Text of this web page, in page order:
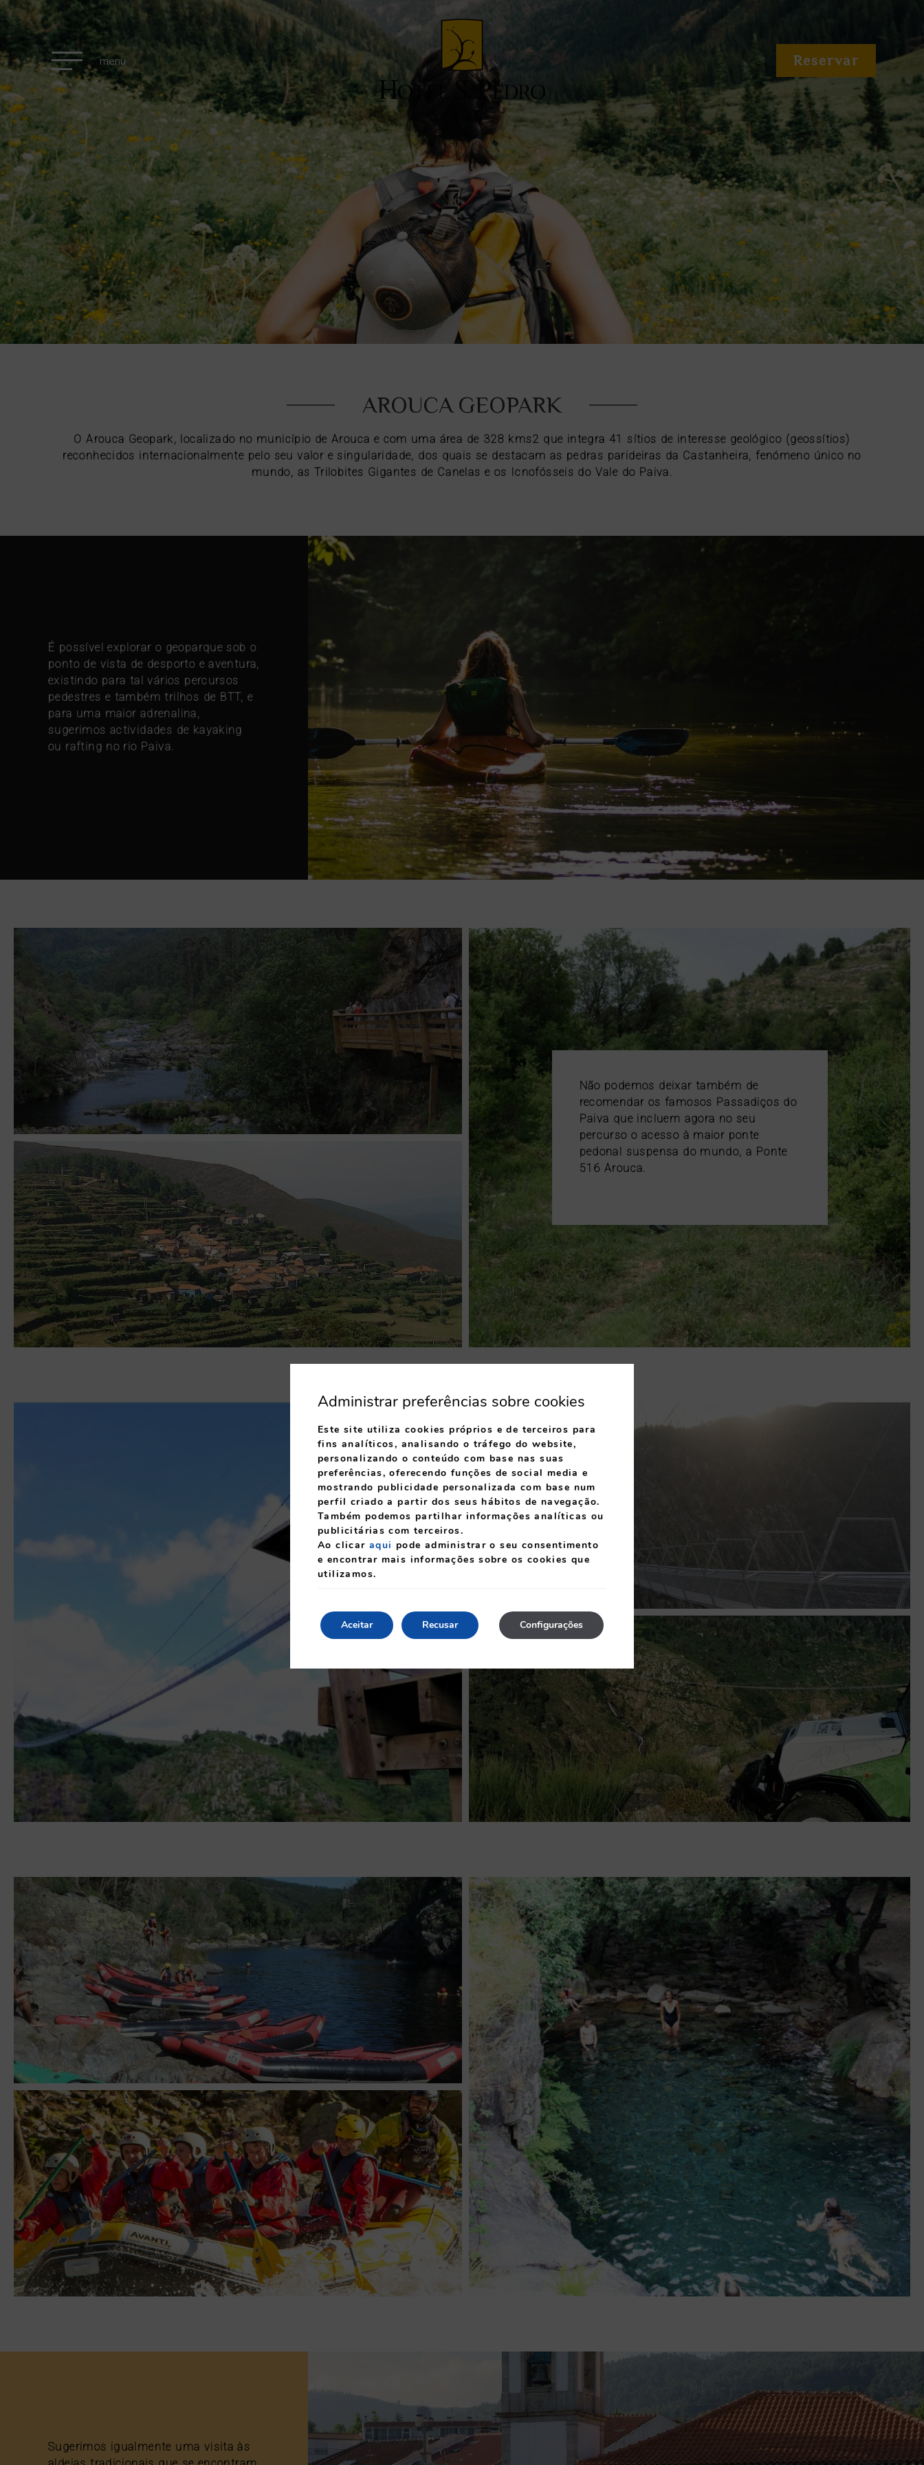
Reservar
AROUCA GEOPARK
O Arouca Geopark, localizado no município de Arouca e com uma área de ​​328 kms2 que integra 41 sítios de interesse geológico (geossítios)
reconhecidos internacionalmente pelo seu valor e singularidade, dos quais se destacam as pedras parideiras da Castanheira, fenómeno único no
mundo, as Trilobites Gigantes de Canelas e os Icnofósseis do Vale do Paiva.
É possível explorar o geoparque sob o
ponto de vista de desporto e aventura,
existindo para tal vários percursos
pedestres e também trilhos de BTT, e
para uma maior adrenalina,
sugerimos actividades de kayaking
ou rafting no rio Paiva.
Não podemos deixar também de
recomendar os famosos Passadiços do
Paiva que incluem agora no seu
percurso o acesso à maior ponte
pedonal suspensa do mundo, a Ponte
516 Arouca.
Sugerimos igualmente uma visita às
Administrar preferências sobre cookies
Este site utiliza cookies próprios e de terceiros para
fins analíticos, analisando o tráfego do website,
personalizando o conteúdo com base nas suas
preferências, oferecendo funções de social media e
mostrando publicidade personalizada com base num
perfil criado a partir dos seus hábitos de navegação.
Também podemos partilhar informações analíticas ou
publicitárias com terceiros.
Ao clicar aqui pode administrar o seu consentimento
e encontrar mais informações sobre os cookies que
utilizamos.
Aceitar Configurações
Recusar